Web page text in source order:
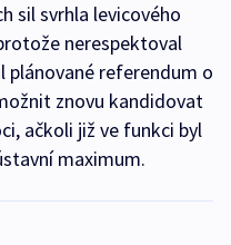
sil svrhla levicového
nerespektoval
plánované referendum o
znovu kandidovat
ačkoli již ve funkci byl
maximum.